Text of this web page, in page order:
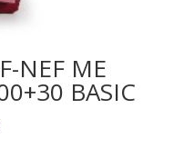
NEF ΜΕ
BASIC